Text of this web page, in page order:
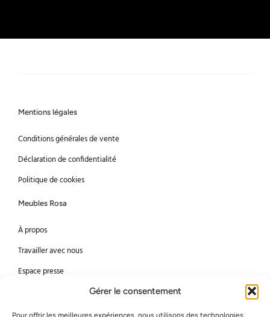
Gérer le consentement
Pour offrir les meilleures expériences, nous utilisons des technologies
Mentions légales
Conditions générales de vente
Déclaration de confidentialité
Politique de cookies
Meubles Rosa
À propos
Travailler avec nous
Espace presse
Méthodes de paiement